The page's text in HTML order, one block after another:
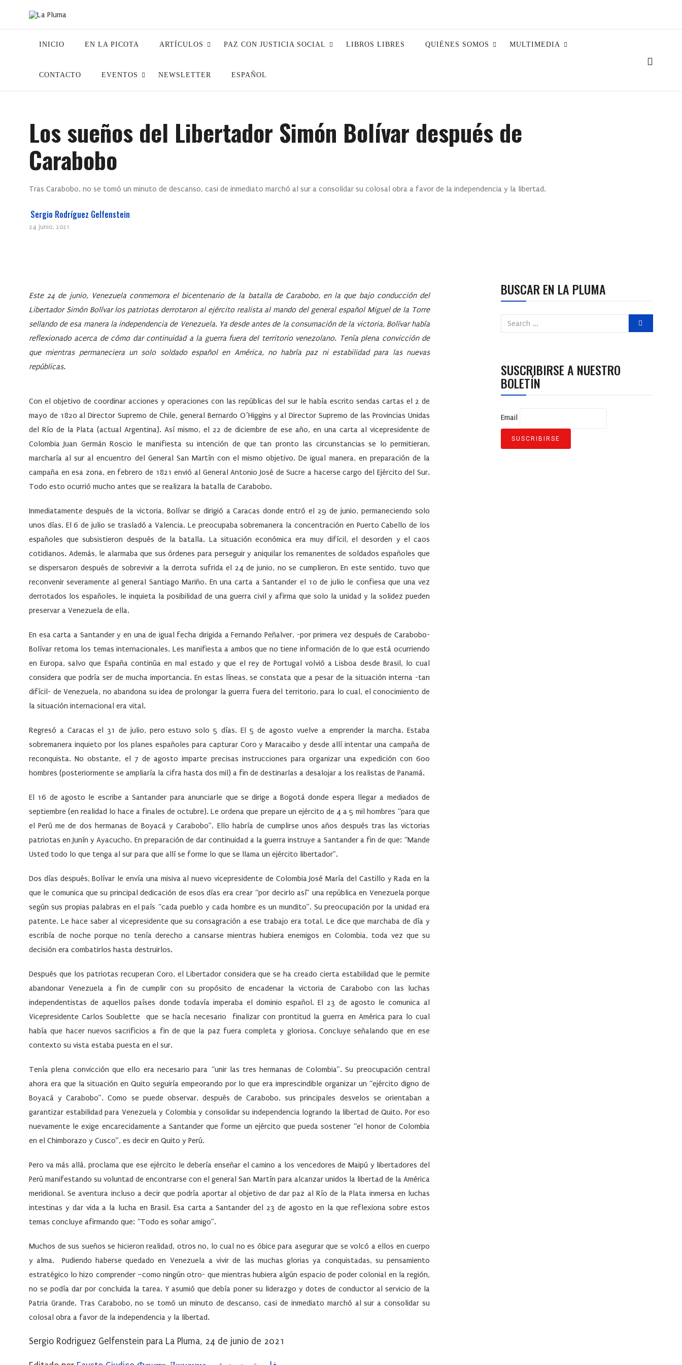
INICIO EN LA PICOTA ARTÍCULOS PAZ CON JUSTICIA SOCIAL LIBROS LIBRES QUIÉNES SOMOS MULTIMEDIA
CONTACTO EVENTOS NEWSLETTER ESPAÑOL
Los sueños del Libertador Simón Bolívar después de
Carabobo
Tras Carabobo, no se tomó un minuto de descanso, casi de inmediato marchó al sur a consolidar su colosal obra a favor de la independencia y la libertad.
Sergio Rodríguez Gelfenstein
24 junio, 2021
Este 24 de junio, Venezuela conmemora el bicentenario de la batalla de Carabobo, en la que bajo conducción del
Libertador Simón Bolívar los patriotas derrotaron al ejército realista al mando del general español Miguel de la Torre
sellando de esa manera la independencia de Venezuela. Ya desde antes de la consumación de la victoria, Bolívar había
reflexionado acerca de cómo dar continuidad a la guerra fuera del territorio venezolano. Tenía plena convicción de
que mientras permaneciera un solo soldado español en América, no habría paz ni estabilidad para las nuevas
repúblicas.
Con el objetivo de coordinar acciones y operaciones con las repúblicas del sur le había escrito sendas cartas el 2 de
mayo de 1820 al Director Supremo de Chile, general Bernardo O´Higgins y al Director Supremo de las Provincias Unidas
del Río de la Plata (actual Argentina). Así mismo, el 22 de diciembre de ese año, en una carta al vicepresidente de
Colombia Juan Germán Roscio le manifiesta su intención de que tan pronto las circunstancias se lo permitieran,
marcharía al sur al encuentro del General San Martín con el mismo objetivo. De igual manera, en preparación de la
campaña en esa zona, en febrero de 1821 envió al General Antonio José de Sucre a hacerse cargo del Ejército del Sur.
Todo esto ocurrió mucho antes que se realizara la batalla de Carabobo.
Inmediatamente después de la victoria, Bolívar se dirigió a Caracas donde entró el 29 de junio, permaneciendo solo
unos días. El 6 de julio se trasladó a Valencia. Le preocupaba sobremanera la concentración en Puerto Cabello de los
españoles que subsistieron después de la batalla. La situación económica era muy difícil, el desorden y el caos
cotidianos. Además, le alarmaba que sus órdenes para perseguir y aniquilar los remanentes de soldados españoles que
se dispersaron después de sobrevivir a la derrota sufrida el 24 de junio, no se cumplieron. En este sentido, tuvo que
reconvenir severamente al general Santiago Mariño. En una carta a Santander el 10 de julio le confiesa que una vez
derrotados los españoles, le inquieta la posibilidad de una guerra civil y afirma que solo la unidad y la solidez pueden
preservar a Venezuela de ella.
En esa carta a Santander y en una de igual fecha dirigida a Fernando Peñalver, -por primera vez después de Carabobo-
Bolívar retoma los temas internacionales. Les manifiesta a ambos que no tiene información de lo que está ocurriendo
en Europa, salvo que España continúa en mal estado y que el rey de Portugal volvió a Lisboa desde Brasil, lo cual
considera que podría ser de mucha importancia. En estas líneas, se constata que a pesar de la situación interna -tan
difícil- de Venezuela, no abandona su idea de prolongar la guerra fuera del territorio, para lo cual, el conocimiento de
la situación internacional era vital.
Regresó a Caracas el 31 de julio, pero estuvo solo 5 días. El 5 de agosto vuelve a emprender la marcha. Estaba
sobremanera inquieto por los planes españoles para capturar Coro y Maracaibo y desde allí intentar una campaña de
reconquista. No obstante, el 7 de agosto imparte precisas instrucciones para organizar una expedición con 600
hombres (posteriormente se ampliaría la cifra hasta dos mil) a fin de destinarlas a desalojar a los realistas de Panamá.
El 16 de agosto le escribe a Santander para anunciarle que se dirige a Bogotá donde espera llegar a mediados de
septiembre (en realidad lo hace a finales de octubre). Le ordena que prepare un ejército de 4 a 5 mil hombres “para que
el Perú me de dos hermanas de Boyacá y Carabobo”. Ello habría de cumplirse unos años después tras las victorias
patriotas en Junín y Ayacucho. En preparación de dar continuidad a la guerra instruye a Santander a fin de que: “Mande
Usted todo lo que tenga al sur para que allí se forme lo que se llama un ejército libertador”.
Dos días después, Bolívar le envía una misiva al nuevo vicepresidente de Colombia José María del Castillo y Rada en la
que le comunica que su principal dedicación de esos días era crear “por decirlo así” una república en Venezuela porque
según sus propias palabras en el país “cada pueblo y cada hombre es un mundito”. Su preocupación por la unidad era
patente. Le hace saber al vicepresidente que su consagración a ese trabajo era total. Le dice que marchaba de día y
escribía de noche porque no tenía derecho a cansarse mientras hubiera enemigos en Colombia, toda vez que su
decisión era combatirlos hasta destruirlos.
Después que los patriotas recuperan Coro, el Libertador considera que se ha creado cierta estabilidad que le permite
abandonar Venezuela a fin de cumplir con su propósito de encadenar la victoria de Carabobo con las luchas
independentistas de aquellos países donde todavía imperaba el dominio español. El 23 de agosto le comunica al
Vicepresidente Carlos Soublette que se hacía necesario finalizar con prontitud la guerra en América para lo cual
había que hacer nuevos sacrificios a fin de que la paz fuera completa y gloriosa. Concluye señalando que en ese
contexto su vista estaba puesta en el sur.
Tenía plena convicción que ello era necesario para “unir las tres hermanas de Colombia”. Su preocupación central
ahora era que la situación en Quito seguiría empeorando por lo que era imprescindible organizar un “ejército digno de
Boyacá y Carabobo”. Como se puede observar, después de Carabobo, sus principales desvelos se orientaban a
garantizar estabilidad para Venezuela y Colombia y consolidar su independencia logrando la libertad de Quito. Por eso
nuevamente le exige encarecidamente a Santander que forme un ejército que pueda sostener “el honor de Colombia
en el Chimborazo y Cusco”, es decir en Quito y Perú.
Pero va más allá, proclama que ese ejército le debería enseñar el camino a los vencedores de Maipú y libertadores del
Perú manifestando su voluntad de encontrarse con el general San Martín para alcanzar unidos la libertad de la América
meridional. Se aventura incluso a decir que podría aportar al objetivo de dar paz al Río de la Plata inmersa en luchas
intestinas y dar vida a la lucha en Brasil. Esa carta a Santander del 23 de agosto en la que reflexiona sobre estos
temas concluye afirmando que: “Todo es soñar amigo”.
Muchos de sus sueños se hicieron realidad, otros no, lo cual no es óbice para asegurar que se volcó a ellos en cuerpo
y alma. Pudiendo haberse quedado en Venezuela a vivir de las muchas glorias ya conquistadas, su pensamiento
estratégico lo hizo comprender –como ningún otro- que mientras hubiera algún espacio de poder colonial en la región,
no se podía dar por concluida la tarea. Y asumió que debía poner su liderazgo y dotes de conductor al servicio de la
Patria Grande. Tras Carabobo, no se tomó un minuto de descanso, casi de inmediato marchó al sur a consolidar su
colosal obra a favor de la independencia y la libertad.
Sergio Rodriguez Gelfenstein para La Pluma, 24 de junio de 2021
BUSCAR EN LA PLUMA
SUSCRIBIRSE A NUESTRO
BOLETÍN
Email